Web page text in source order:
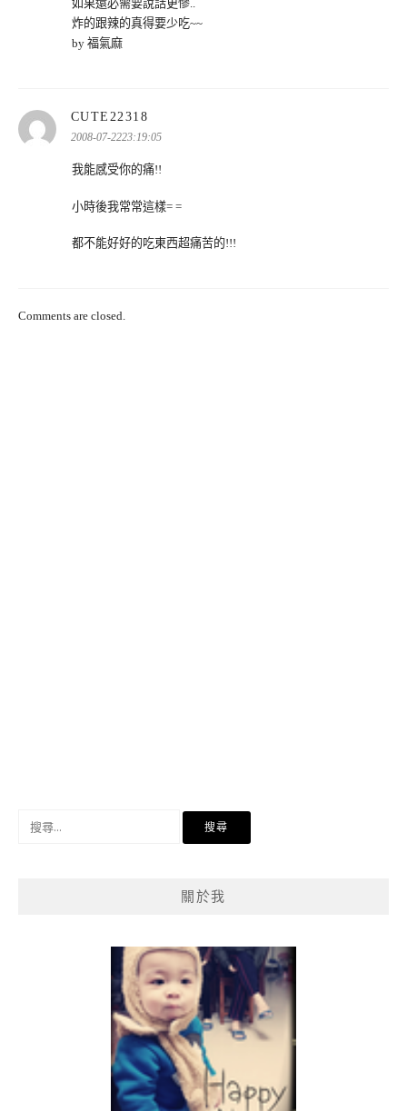
如果還必需要說話更慘..
炸的跟辣的真得要少吃~~
by 福氣麻
CUTE22318
示:
2008-07-2223:19:05
我能感受你的痛!!
小時後我常常這樣= =
都不能好好的吃東西超痛苦的!!!
Comments are closed.
關於我